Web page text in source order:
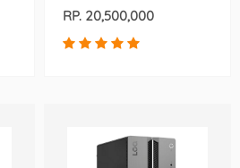
RP. 20,500,000